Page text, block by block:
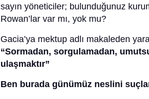
sayın yöneticiler; bulunduğunuz
Rowan’lar var mı, yok mu?
Gacia’ya mektup adlı makaleden
“Sormadan, sorgulamadan,
ulaşmaktır”
Ben burada günümüz neslini